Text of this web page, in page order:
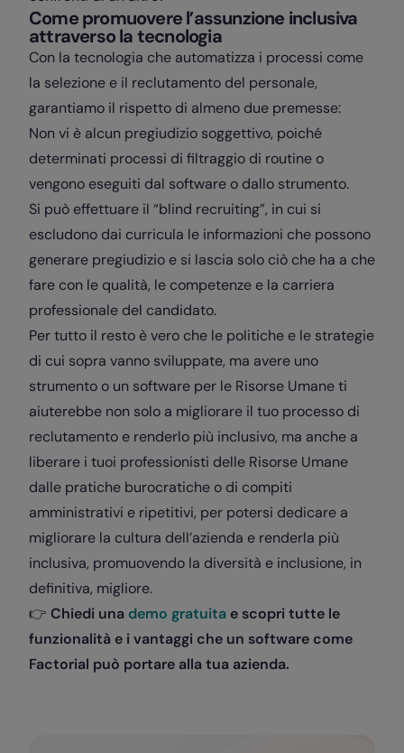
Come promuovere l’assunzione inclusiva
attraverso la tecnologia
Con la tecnologia che automatizza i processi come
la selezione e il reclutamento del personale,
garantiamo il rispetto di almeno due premesse:
Non vi è alcun pregiudizio soggettivo, poiché
determinati processi di filtraggio di routine o
vengono eseguiti dal software o dallo strumento.
Si può effettuare il “blind recruiting”, in cui si
escludono dai curricula le informazioni che possono
generare pregiudizio e si lascia solo ciò che ha a che
fare con le qualità, le competenze e la carriera
professionale del candidato.
Per tutto il resto è vero che le politiche e le strategie
di cui sopra vanno sviluppate, ma avere uno
strumento o un software per le Risorse Umane ti
aiuterebbe non solo a migliorare il tuo processo di
reclutamento e renderlo più inclusivo, ma anche a
liberare i tuoi professionisti delle Risorse Umane
dalle pratiche burocratiche o di compiti
amministrativi e ripetitivi, per potersi dedicare a
migliorare la cultura dell’azienda e renderla più
inclusiva, promuovendo la diversità e inclusione, in
definitiva, migliore.
👉 Chiedi una demo gratuita e scopri tutte le
funzionalità e i vantaggi che un software come
Factorial può portare alla tua azienda.